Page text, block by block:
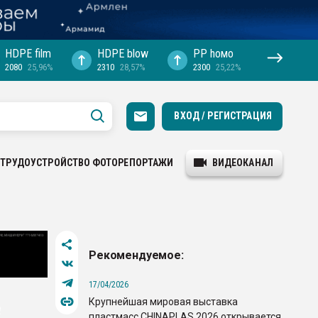
HDPE film
2080 25,96%
HDPE blow
2310 28,57%
PP hомо
2300 25,22%
ВХОД / РЕГИСТРАЦИЯ
ТРУДОУСТРОЙСТВО ФОТОРЕПОРТАЖИ ВИДЕОКАНАЛ
Рекомендуемое:
17/04/2026
Крупнейшая мировая выставка